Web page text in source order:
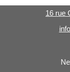
16 rue